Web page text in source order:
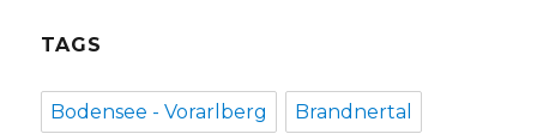
TAGS
Bodensee - Vorarlberg Brandnertal